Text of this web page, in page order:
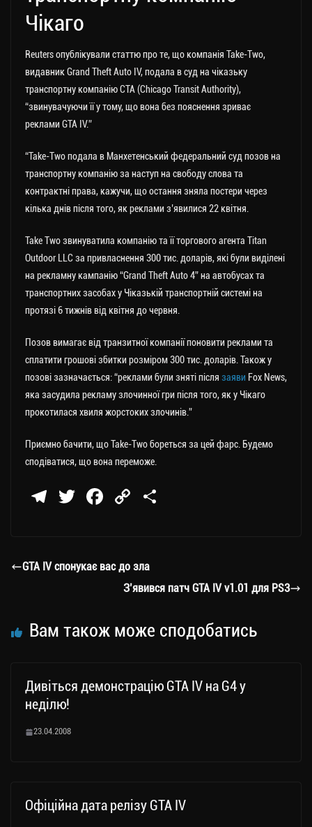
Чікаго
Reuters опублікували статтю про те, що компанія Take-Two,
видавник Grand Theft Auto IV, подала в суд на чіказьку
транспортну компанію CTA (Chicago Transit Authority),
“звинувачуючи її у тому, що вона без пояснення зриває
реклами GTA IV.”
“Take-Two подала в Манхетенський федеральний суд позов на
транспортну компанію за наступ на свободу слова та
контрактні права, кажучи, що остання зняла постери через
кілька днів після того, як реклами з’явилися 22 квітня.
Take Two звинуватила компанію та її торгового агента Titan
Outdoor LLC за привласнення 300 тис. доларів, які були виділені
на рекламну кампанію “Grand Theft Auto 4” на автобусах та
транспортних засобах у Чіказькій транспортній системі на
протязі 6 тижнів від квітня до червня.
Позов вимагає від транзитної компанії поновити реклами та
сплатити грошові збитки розміром 300 тис. доларів. Також у
позові зазначається: “реклами були зняті після заяви Fox News,
яка засудила рекламу злочинної гри після того, як у Чікаго
прокотилася хвиля жорстоких злочинів.”
Приємно бачити, що Take-Two бореться за цей фарс. Будемо
сподіватися, що вона переможе.
Te
a
T
er
Fa
ok
C
Li
nk ти
GTA IV спонукає вас до зла
З’явився патч GTA IV v1.01 для PS3
Вам також може сподобатись
Дивіться демонстрацію GTA IV на G4 у
неділю!
23.04.2008
Офіційна дата релізу GTA IV